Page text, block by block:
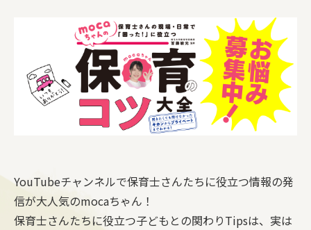
YouTubeチャンネルで保育士さんたちに役立つ情報の発
信が大人気のmocaちゃん！
保育士さんたちに役立つ子どもとの関わりTipsは、実は